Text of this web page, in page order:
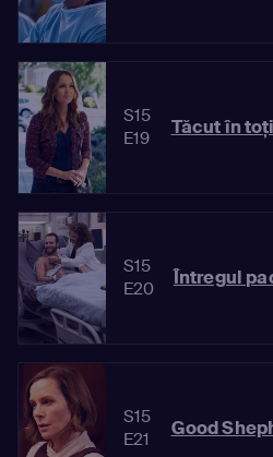
S15
E19
Tăcut în
S15
E20
Întregul
S15
E21
Good